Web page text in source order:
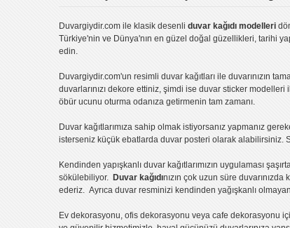
Duvargiydir.com ile klasik desenli duvar kağıdı modelleri
Türkiye'nin ve Dünya'nın en güzel doğal güzellikleri, tarihi
edin.
Duvargiydir.com'un resimli duvar kağıtları ile duvarınızın
duvarlarınızı dekore ettiniz, şimdi ise duvar sticker modelleri
öbür ucunu oturma odanıza getirmenin tam zamanı.
Duvar kağıtlarımıza sahip olmak istiyorsanız yapmanız
isterseniz küçük ebatlarda duvar posteri olarak alabilirsiniz.
Kendinden yapışkanlı duvar kağıtlarımızın uygulaması
sökülebiliyor. Duvar kağıdınızın çok uzun süre duvarınızda
ederiz. Ayrıca duvar resminizi kendinden yağışkanlı
Ev dekorasyonu, ofis dekorasyonu veya cafe dekorasyonu